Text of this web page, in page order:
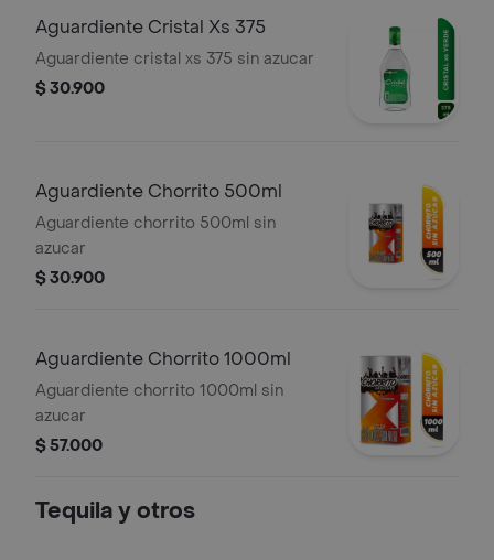
Aguardiente Cristal Xs 375
Aguardiente cristal xs 375 sin azucar
$ 30.900
Aguardiente Chorrito 500ml
Aguardiente chorrito 500ml sin
azucar
$ 30.900
Aguardiente Chorrito 1000ml
Aguardiente chorrito 1000ml sin
azucar
$ 57.000
Tequila y otros